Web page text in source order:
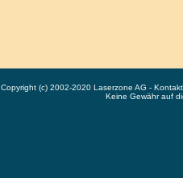
Copyright (c) 2002-2020 Laserzone AG -
Keine Gewähr auf